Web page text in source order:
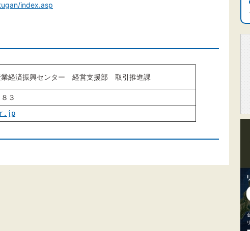
index.asp
業経済振興センター 経営支援部 取引推進課
３